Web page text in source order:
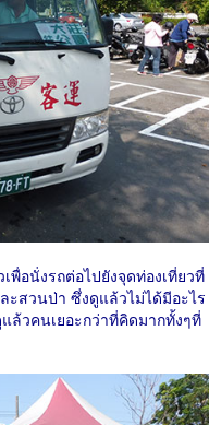
พื่อนั่งรถต่อไปยังจุดท่องเที่ยวที่
ะสวนป่า ซึ่งดูแล้วไม่ได้มีอะไร
ล้วคนเยอะกว่าที่คิดมากทั้งๆที่